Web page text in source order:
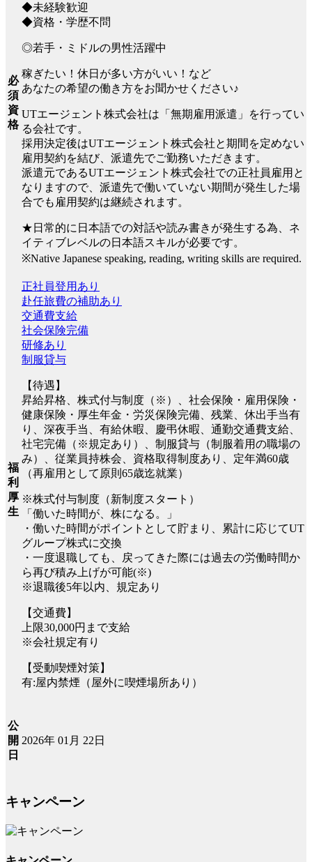
必
須
資
格
◆未経験歓迎
◆資格・学歴不問
◎若手・ミドルの男性活躍中
稼ぎたい！休日が多い方がいい！など
あなたの希望の働き方をお聞かせください♪
UTエージェント株式会社は「無期雇用派遣」を行ってい
る会社です。
採用決定後はUTエージェント株式会社と期間を定めない
雇用契約を結び、派遣先でご勤務いただきます。
派遣元であるUTエージェント株式会社での正社員雇用と
なりますので、派遣先で働いていない期間が発生した場
合でも雇用契約は継続されます。
★日常的に日本語での対話や読み書きが発生する為、ネ
イティブレベルの日本語スキルが必要です。
※Native Japanese speaking, reading, writing skills are required.
福
利
厚
生
正社員登用あり
赴任旅費の補助あり
交通費支給
社会保険完備
研修あり
制服貸与
【待遇】
昇給昇格、株式付与制度（※）、社会保険・雇用保険・
健康保険・厚生年金・労災保険完備、残業、休出手当有
り、深夜手当、有給休暇、慶弔休暇、通勤交通費支給、
社宅完備（※規定あり）、制服貸与（制服着用の職場の
み）、従業員持株会、資格取得制度あり、定年満60歳
（再雇用として原則65歳迄就業）
※株式付与制度（新制度スタート）
「働いた時間が、株になる。」
・働いた時間がポイントとして貯まり、累計に応じてUT
グループ株式に交換
・一度退職しても、戻ってきた際には過去の労働時間か
ら再び積み上げが可能(※)
※退職後5年以内、規定あり
【交通費】
上限30,000円まで支給
※会社規定有り
【受動喫煙対策】
有:屋内禁煙（屋外に喫煙場所あり）
公
開
日
2026年 01月 22日
キャンペーン